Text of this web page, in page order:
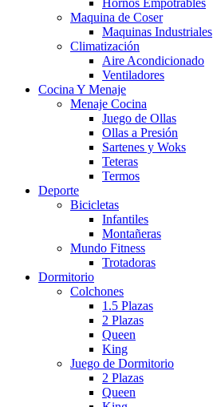
Hornos Empotrables
Maquina de Coser
Maquinas Industriales
Climatización
Aire Acondicionado
Ventiladores
Cocina Y Menaje
Menaje Cocina
Juego de Ollas
Ollas a Presión
Sartenes y Woks
Teteras
Termos
Deporte
Bicicletas
Infantiles
Montañeras
Mundo Fitness
Trotadoras
Dormitorio
Colchones
1.5 Plazas
2 Plazas
Queen
King
Juego de Dormitorio
2 Plazas
Queen